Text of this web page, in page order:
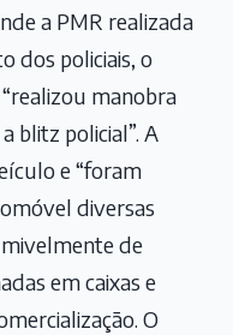
a PMR realizada
dos policiais, o
manobra
blitz policial”. A
e “foram
diversas
de
em caixas e
O